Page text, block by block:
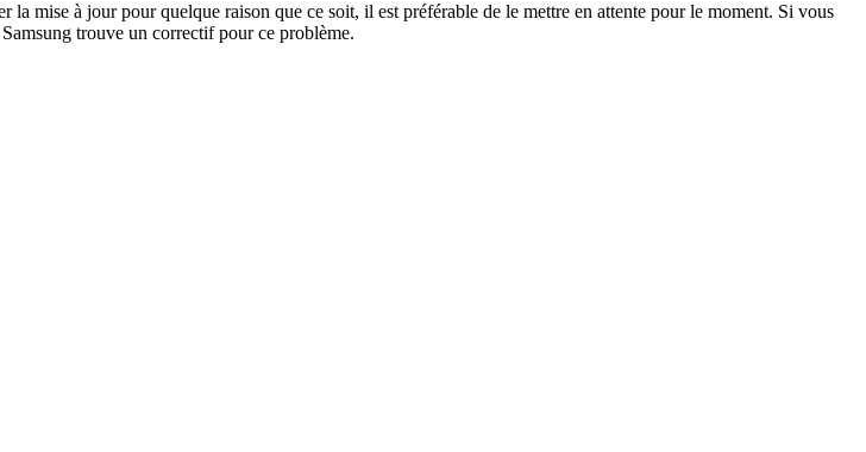
mise à jour pour quelque raison que ce soit, il est préférable de le mettre en attente pour le moment. Si vous
trouve un correctif pour ce problème.